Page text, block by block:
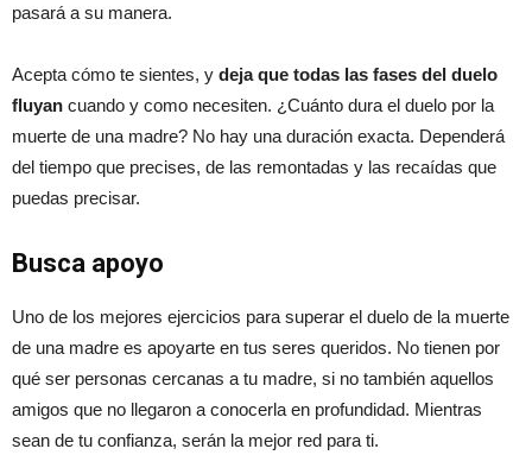
pasará a su manera.
Acepta cómo te sientes, y deja que todas las fases del duelo
fluyan cuando y como necesiten. ¿Cuánto dura el duelo por la
muerte de una madre? No hay una duración exacta. Dependerá
del tiempo que precises, de las remontadas y las recaídas que
puedas precisar.
Busca apoyo
Uno de los mejores ejercicios para superar el duelo de la muerte
de una madre es apoyarte en tus seres queridos. No tienen por
qué ser personas cercanas a tu madre, si no también aquellos
amigos que no llegaron a conocerla en profundidad. Mientras
sean de tu confianza, serán la mejor red para ti.